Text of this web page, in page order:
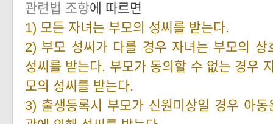
관련법 조항에 따르면
1) 모든 자녀는 부모의 성씨를 받는다.
2) 부모 성씨가 다를 경우 자녀는 부모의 상
성씨를 받는다. 부모가 동의할 수 없는 경우
모의 성씨를 받는다.
3) 출생등록시 부모가 신원미상일 경우 아